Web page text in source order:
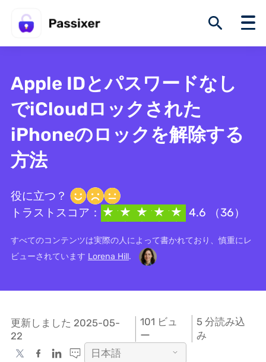
Apple IDとパスワードなし
でiCloudロックされた
iPhoneのロックを解除する
方法
役に立つ？
トラストスコア：
4.6 （36）
すべてのコンテンツは実際の人によって書かれており、慎重にレ
ビューされています Lorena Hill.
更新しました 2025-05-
22
101 ビュ
ー
5 分読み込
み
日本語